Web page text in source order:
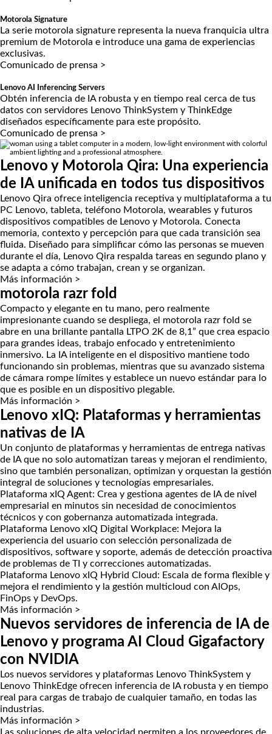
Motorola Signature
La serie motorola signature representa la nueva franquicia ultra
premium de Motorola e introduce una gama de experiencias
exclusivas.
Comunicado de prensa >
Lenovo AI Inferencing Servers
Obtén inferencia de IA robusta y en tiempo real cerca de tus
datos con servidores Lenovo ThinkSystem y ThinkEdge
diseñados específicamente para este propósito.
Comunicado de prensa >
Lenovo y Motorola Qira: Una experiencia
de IA unificada en todos tus dispositivos
Lenovo Qira ofrece inteligencia receptiva y multiplataforma a tu
PC Lenovo, tableta, teléfono Motorola, wearables y futuros
dispositivos compatibles de Lenovo y Motorola. Conecta
memoria, contexto y percepción para que cada transición sea
fluida. Diseñado para simplificar cómo las personas se mueven
durante el día, Lenovo Qira respalda tareas en segundo plano y
se adapta a cómo trabajan, crean y se organizan.
Más información >
motorola razr fold
Compacto y elegante en tu mano, pero realmente
impresionante cuando se despliega, el motorola razr fold se
abre en una brillante pantalla LTPO 2K de 8,1” que crea espacio
para grandes ideas, trabajo enfocado y entretenimiento
inmersivo. La IA inteligente en el dispositivo mantiene todo
funcionando sin problemas, mientras que su avanzado sistema
de cámara rompe límites y establece un nuevo estándar para lo
que es posible en un dispositivo plegable.
Más información >
Lenovo xIQ: Plataformas y herramientas
nativas de IA
Un conjunto de plataformas y herramientas de entrega nativas
de IA que no solo automatizan tareas y mejoran el rendimiento,
sino que también personalizan, optimizan y orquestan la gestión
integral de soluciones y tecnologías empresariales.
Plataforma xIQ Agent: Crea y gestiona agentes de IA de nivel
empresarial en minutos sin necesidad de conocimientos
técnicos y con gobernanza automatizada integrada.
Plataforma Lenovo xIQ Digital Workplace: Mejora la
experiencia del usuario con selección personalizada de
dispositivos, software y soporte, además de detección proactiva
de problemas de TI y correcciones automatizadas.
Plataforma Lenovo xIQ Hybrid Cloud: Escala de forma flexible y
mejora el rendimiento y la gestión multicloud con AIOps,
FinOps y DevOps.
Más información >
Nuevos servidores de inferencia de IA de
Lenovo y programa AI Cloud Gigafactory
con NVIDIA
Los nuevos servidores y plataformas Lenovo ThinkSystem y
Lenovo ThinkEdge ofrecen inferencia de IA robusta y en tiempo
real para cargas de trabajo de cualquier tamaño, en todas las
industrias.
Más información >